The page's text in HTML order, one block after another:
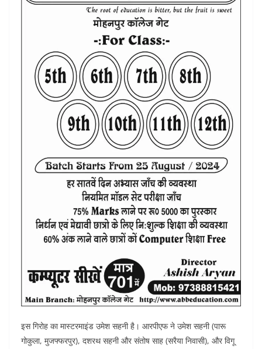
इस गिरोह का मास्टरमाइंड उमेश सहनी है। आरपीएफ ने उमेश सहनी (पारू
गोकुला, मुजफ्फरपुर), दशरथ सहनी और संतोष साह (सरैया निवासी), और विगू